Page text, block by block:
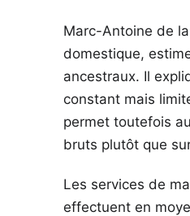
Marc-Antoine de
domestique,
ancestraux. Il
constant mais
permet toutefois
bruts plutôt que
Les services de
effectuent en